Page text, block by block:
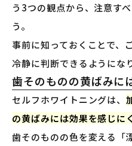
う3つの観点から、注意す
う。
事前に知っておくことで、
冷静に判断できるようにな
歯そのものの黄ばみに
セルフホワイトニングは、
の黄ばみには効果を感じに
歯そのものの色を変える「